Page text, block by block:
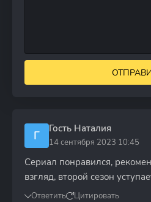
Г Гость Наталия
14 сентября 2023 10:45
Сериал понравился,
взгляд, второй сезон
Ответить Цитировать